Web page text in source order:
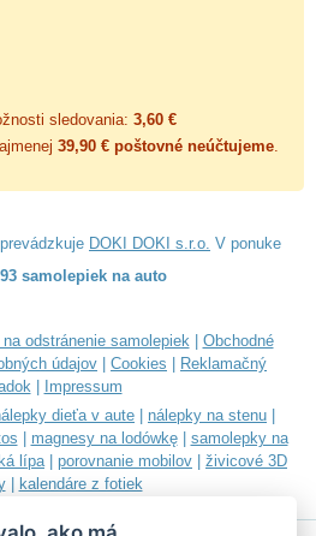
sledovania: 3,60 €
39,90 € poštovné neúčtujeme
DOKI DOKI s.r.o. V ponuke
samolepiek na auto
na odstránenie samolepiek| Obchodné
údajov Cookies
Reklamačný
|
Impressum
dieťa v aute nálepky na stenu
magnesy na lodówkę| samolepky na
lípa| porovnanie mobilov
živicové 3D
| kalendáre z fotiek